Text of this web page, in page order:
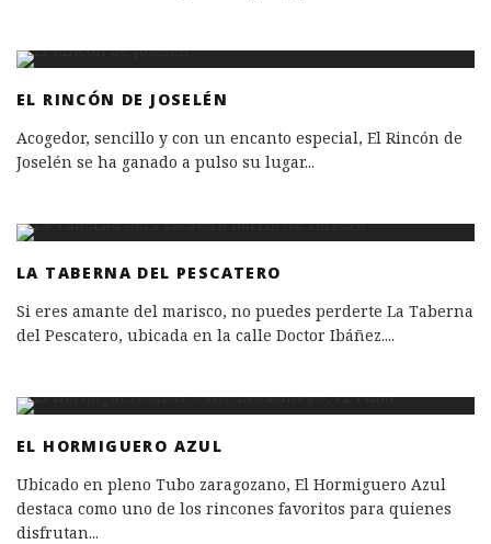
EL RINCÓN DE JOSELÉN
Acogedor, sencillo y con un encanto especial, El Rincón de
Joselén se ha ganado a pulso su lugar...
LA TABERNA DEL PESCATERO
Si eres amante del marisco, no puedes perderte La Taberna
del Pescatero, ubicada en la calle Doctor Ibáñez....
EL HORMIGUERO AZUL
Ubicado en pleno Tubo zaragozano, El Hormiguero Azul
destaca como uno de los rincones favoritos para quienes
disfrutan...